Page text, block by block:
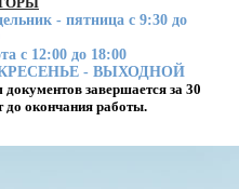
- пятница с 9:30 до
с 12:00 до 18:00
- ВЫХОДНОЙ
документов завершается за 30
до окончания работы.